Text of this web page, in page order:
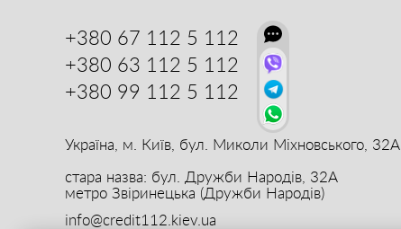
+380 67 112 5 112
+380 63 112 5 112
+380 99 112 5 112
Україна, м. Київ, бул. Миколи Міхновського, 32А
стара назва: бул. Дружби Народів, 32А
метро Звіринецька (Дружби Народів)
info@credit112.kiev.ua